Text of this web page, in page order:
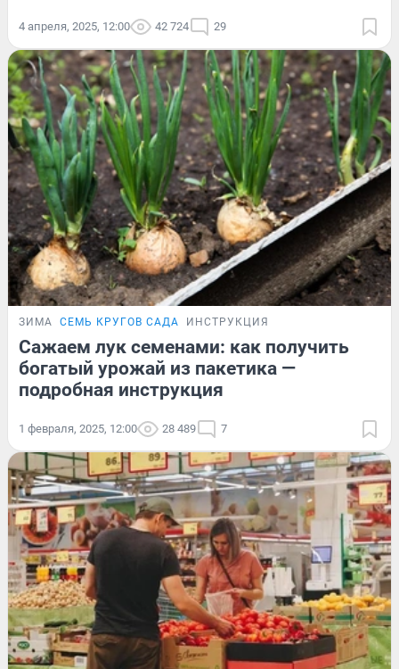
4 апреля, 2025, 12:00 42 724 29
ЗИМА СЕМЬ КРУГОВ САДА ИНСТРУКЦИЯ
Сажаем лук семенами: как получить
богатый урожай из пакетика —
подробная инструкция
1 февраля, 2025, 12:00 28 489 7